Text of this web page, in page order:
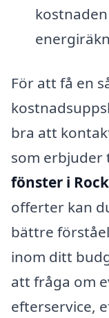
För att få en
bra att
som erbjuder
fönster i
offerter kan
bättre
inom ditt
att fråga om
efterservice,